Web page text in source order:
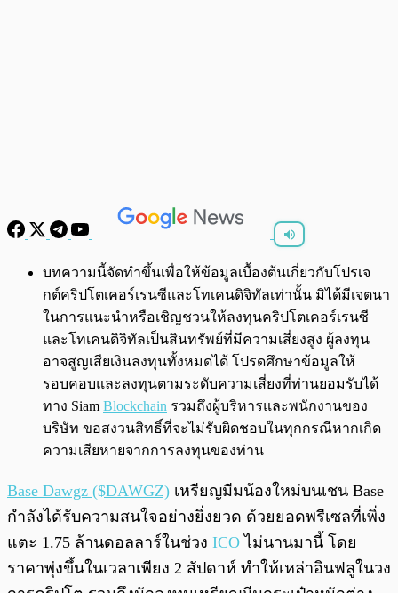
พร้อมเล่น 0:00/0:00
บทความนี้จัดทำขึ้นเพื่อให้ข้อมูลเบื้องต้นเกี่ยวกับโปรเจ
กต์คริปโตเคอร์เรนซีและโทเคนดิจิทัลเท่านั้น มิได้มีเจตนา
ในการแนะนำหรือเชิญชวนให้ลงทุนคริปโตเคอร์เรนซี
และโทเคนดิจิทัลเป็นสินทรัพย์ที่มีความเสี่ยงสูง ผู้ลงทุน
อาจสูญเสียเงินลงทุนทั้งหมดได้ โปรดศึกษาข้อมูลให้
รอบคอบและลงทุนตามระดับความเสี่ยงที่ท่านยอมรับได้
ทาง Siam Blockchain รวมถึงผู้บริหารและพนักงานของ
บริษัท ขอสงวนสิทธิ์ที่จะไม่รับผิดชอบในทุกกรณีหากเกิด
ความเสียหายจากการลงทุนของท่าน
Base Dawgz ($DAWGZ) เหรียญมีมน้องใหม่บนเชน Base
กำลังได้รับความสนใจอย่างยิ่งยวด ด้วยยอดพรีเซลที่เพิ่ง
แตะ 1.75 ล้านดอลลาร์ในช่วง ICO ไม่นานมานี้ โดย
ราคาพุ่งขึ้นในเวลาเพียง 2 สัปดาห์ ทำให้เหล่าอินฟลูในวง